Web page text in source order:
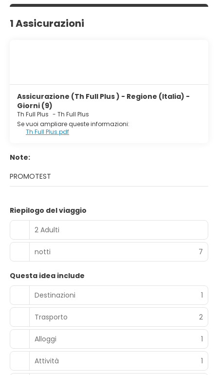
1 Assicurazioni
Assicurazione (Th Full Plus ) - Regione (Italia) -
Giorni (9)
Th Full Plus - Th Full Plus
Se vuoi ampliare queste informazioni:
Th Full Plus.pdf
Note:
PROMOTEST
Riepilogo del viaggio
2 Adulti
notti 7
Questa idea include
Destinazioni
1
Trasporto 2
Alloggi 1
Attività 1